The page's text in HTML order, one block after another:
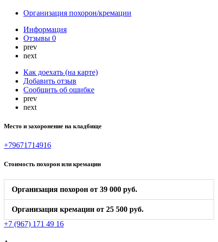
Организация похорон/кремации
Информация
Отзывы 0
prev
next
Как доехать (на карте)
Добавить отзыв
Сообщить об ошибке
prev
next
Место и захоронение на кладбище
+79671714916
Стоимость похорон или кремации
Организация похорон от 39 000 руб.
Организация кремации от 25 500 руб.
+7 (967) 171 49 16